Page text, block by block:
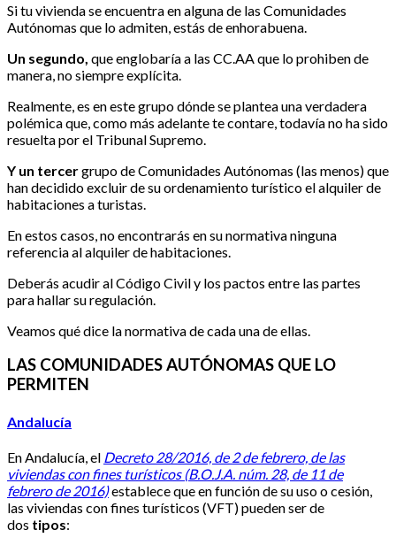
Si tu vivienda se encuentra en alguna de las Comunidades
Autónomas que lo admiten, estás de enhorabuena.
Un segundo, que englobaría a las CC.AA que lo prohiben de
manera, no siempre explícita.
Realmente, es en este grupo dónde se plantea una verdadera
polémica que, como más adelante te contare, todavía no ha sido
resuelta por el Tribunal Supremo.
Y un tercergrupo de Comunidades Autónomas (las menos) que
han decidido excluir de su ordenamiento turístico el alquiler de
habitaciones a turistas.
En estos casos, no encontrarás en su normativa ninguna
referencia al alquiler de habitaciones.
Deberás acudir al Código Civil y los pactos entre las partes
para hallar su regulación.
Veamos qué dice la normativa de cada una de ellas.
LAS COMUNIDADES AUTÓNOMAS QUE LO
PERMITEN
Andalucía
En Andalucía, el Decreto 28/2016, de 2 de febrero, de las
viviendas con fines turísticos (B.O.J.A. núm. 28, de 11 de
febrero de 2016)establece que en función de su uso o cesión,
las viviendas con fines turísticos (VFT) pueden ser de
dos tipos: